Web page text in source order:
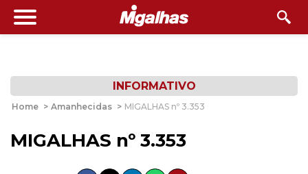
INFORMATIVO
Home > Amanhecidas > MIGALHAS nº 3.353
MIGALHAS nº 3.353